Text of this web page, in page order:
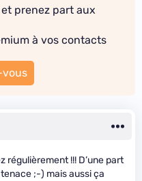
prenez part aux
à vos contacts
régulièrement !!! D’une part
;-) mais aussi ça